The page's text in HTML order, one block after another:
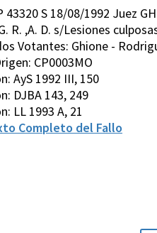
43320 S 18/08/1992 Juez
R. ,A. D. s/Lesiones
Votantes: Ghione -
CP0003MO
AyS 1992 III, 150
DJBA 143, 249
LL 1993 A, 21
Completo del Fallo